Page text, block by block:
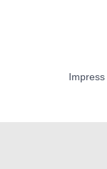
Impress